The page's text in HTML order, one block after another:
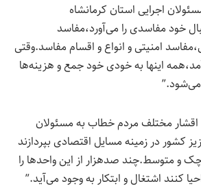
دیدار مسئولان اجرایی استان کرمانشاه‌
خود مفاسدی را می‌آورد،مفاسد
امنیتی و انواع و اقسام مفاسد.وقتی
اینها به خودی خود جمع و هزینه‌ها
دیدار با اقشار مختلف مردم خطاب به مسئولان
کشور در زمینه مسایل اقتصادی بپردازند
و متوسط.چند صدهزار از این واحدها را
کنند اشتغال و ابتکار به وجود می‌آید.”